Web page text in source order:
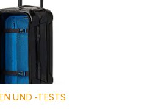
UND -TESTS